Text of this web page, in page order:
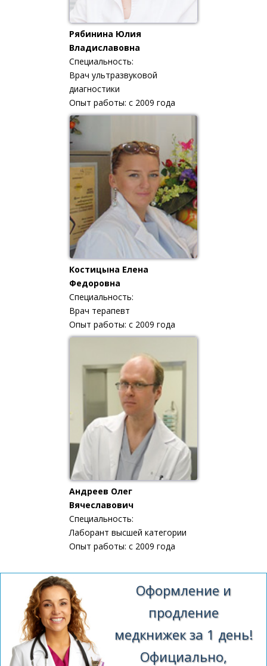
Рябинина Юлия
Владиславовна
Специальность:
Врач ультразвуковой
диагностики
Опыт работы: с 2009 года
Костицына Елена
Федоровна
Специальность:
Врач терапевт
Опыт работы: с 2009 года
Андреев Олег
Вячеславович
Специальность:
Лаборант высшей категории
Опыт работы: с 2009 года
Оформление и
продление
медкнижек за 1 день!
Официально,